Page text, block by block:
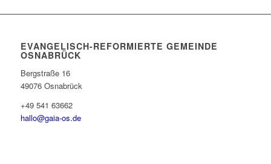
EVANGELISCH-REFORMIERTE GEMEINDE
OSNABRÜCK
Bergstraße 16
49076 Osnabrück
+49 541 63662
hallo@gaia-os.de